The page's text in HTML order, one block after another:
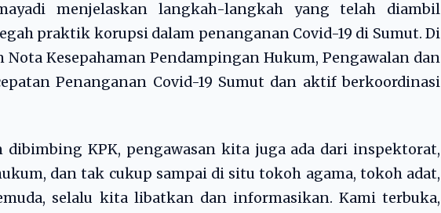
menjelaskan langkah-langkah yang telah diambil
praktik korupsi dalam penanganan Covid-19 di Sumut. Di
Kesepahaman Pendampingan Hukum, Pengawalan dan
Penanganan Covid-19 Sumut dan aktif berkoordinasi
dibimbing KPK, pengawasan kita juga ada dari inspektorat,
dan tak cukup sampai di situ tokoh agama, tokoh adat,
selalu kita libatkan dan informasikan. Kami terbuka,